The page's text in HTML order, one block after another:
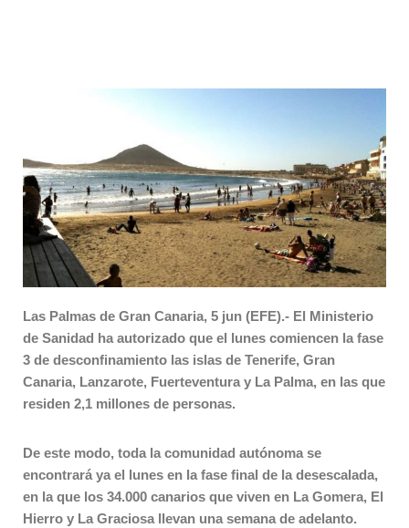
Las Palmas de Gran Canaria, 5 jun (EFE).- El Ministerio
de Sanidad ha autorizado que el lunes comiencen la fase
3 de desconfinamiento las islas de Tenerife, Gran
Canaria, Lanzarote, Fuerteventura y La Palma, en las que
residen 2,1 millones de personas.
De este modo, toda la comunidad autónoma se
encontrará ya el lunes en la fase final de la desescalada,
en la que los 34.000 canarios que viven en La Gomera, El
Hierro y La Graciosa llevan una semana de adelanto.